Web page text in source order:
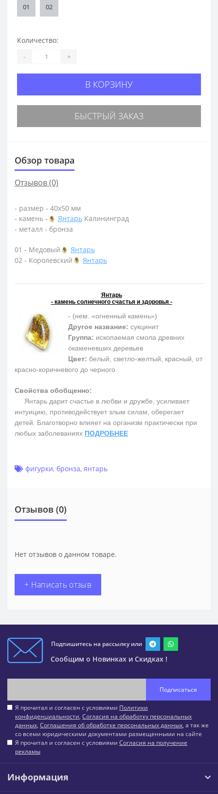
01 02
Количество:
- +
В КОРЗИНУ
БЫСТРЫЙ ЗАКАЗ
Обзор товара
Отзывов (0)
- размер - 40х50 мм
- камень -
Янтарь Калининград
- металл - бронза
01 - Медовый
Янтарь
02 - Королевский
Янтарь
Янтарь
- камень солнечного счастья и здоровья -
- (нем. «огненный камень»)
Другое название: сукцинит
Группа: ископаемая смола древних
окаменевших деревьев
Цвет: белый, светло-желтый, красный, от
красно-коричневого до черного
Свойства обобщенно:
Янтарь дарит счастье в любви и дружбе, усиливает
интуицию, противодействует злым силам, оберегает
детей. Благотворно влияет на организм практически при
любых заболеваниях ПОДРОБНЕЕ
фигурки, бронза, янтарь
Отзывов (0)
Нет отзывов о данном товаре.
+ Написать отзыв
Подпишитесь на рассылку или
Сообщим о Новинках и Скидках !
Подписаться
Я прочитал и согласен с условиями Политики
конфиденциальности, Согласия на обработку персональных
данных, Соглашения об обработке персональных данных, а так же
со всеми юридическими документами размещенными на сайте
Я прочитал и согласен с условиями Согласия на получение
рекламы
Информация